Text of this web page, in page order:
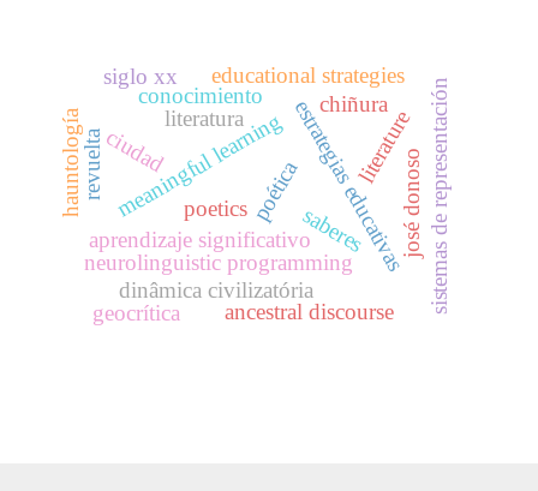
aprendizaje significativoestrategias educativassistemas de representación
meaningful learning
educational strategies
neurolinguistic programming
poética
dinâmica civilizatória
literatura
saberes
conocimiento
ancestral discourse
poetics
literature
ciudad
geocrítica
revuelta
chiñura
josé donoso
hauntología
siglo xx